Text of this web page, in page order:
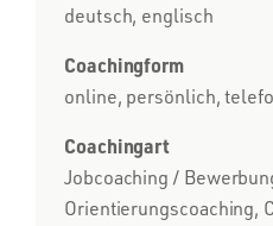
deutsch, englisch
Coachingform
online, persönlich,
Coachingart
Jobcoaching /
Orientierungscoaching,